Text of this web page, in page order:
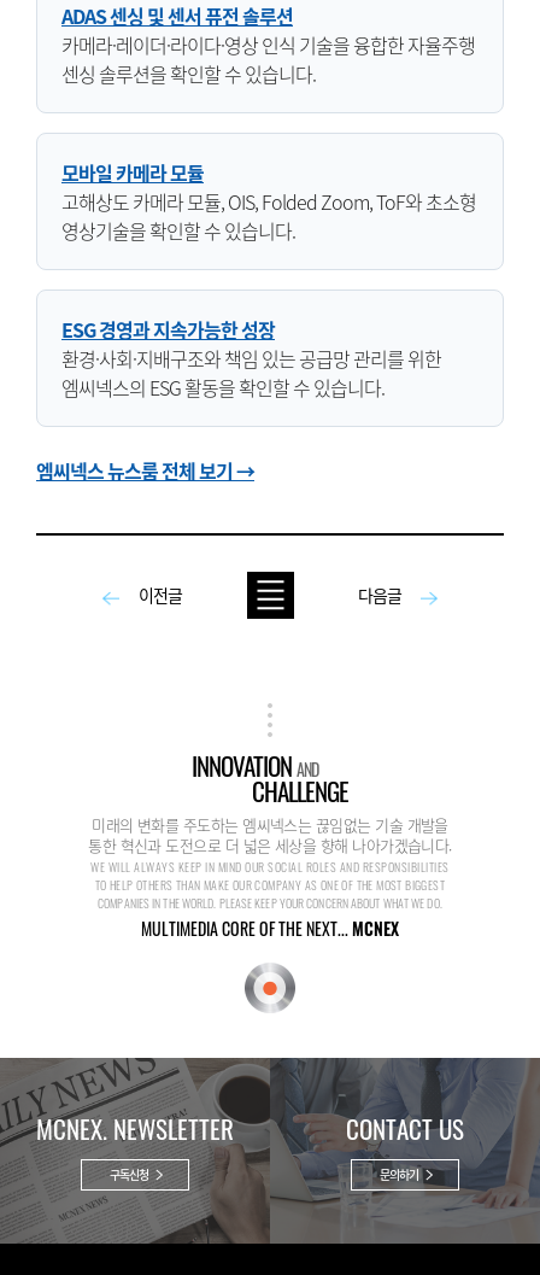
ADAS 센싱 및 센서 퓨전 솔루션
카메라·레이더·라이다·영상 인식 기술을 융합한 자율주행
센싱 솔루션을 확인할 수 있습니다.
모바일 카메라 모듈
고해상도 카메라 모듈, OIS, Folded Zoom, ToF와 초소형
영상기술을 확인할 수 있습니다.
ESG 경영과 지속가능한 성장
환경·사회·지배구조와 책임 있는 공급망 관리를 위한
엠씨넥스의 ESG 활동을 확인할 수 있습니다.
엠씨넥스 뉴스룸 전체 보기 →
이전글 다음글
INNOVATIONAND
CHALLENGE
미래의 변화를 주도하는 엠씨넥스는 끊임없는 기술 개발을
통한 혁신과 도전으로 더 넓은 세상을 향해 나아가겠습니다.
WE WILL ALWAYS KEEP IN MIND OUR SOCIAL ROLES AND RESPONSIBILITIES
TO HELP OTHERS THAN MAKE OUR COMPANY AS ONE OF THE MOST BIGGEST
COMPANIES IN THE WORLD. PLEASE KEEP YOUR CONCERN ABOUT WHAT WE DO.
MULTIMEDIA CORE OF THE NEXT...MCNEX
MCNEX. NEWSLETTER
구독신청
CONTACT US
문의하기